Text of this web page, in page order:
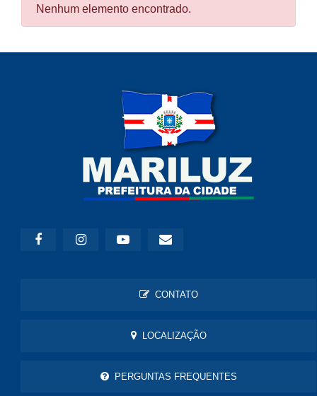
Nenhum elemento encontrado.
CONTATO
LOCALIZAÇÃO
PERGUNTAS FREQUENTES